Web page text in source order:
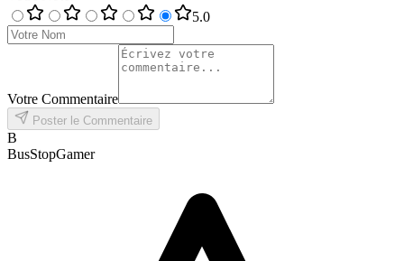
5.0
Votre Commentaire
Poster le Commentaire
B
BusStopGamer